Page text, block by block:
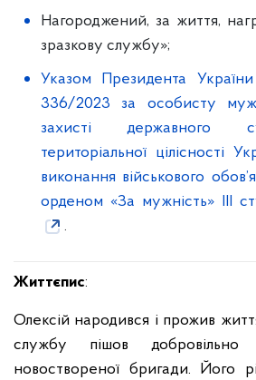
Нагороджений, за життя,
зразкову службу»;
Указом Президента
336/2023 за особисту
захисті державного
територіальної цілісності
виконання військового
орденом «За мужність» ІІІ
.
Життєпис:
Олексій народився і прожив
службу пішов добровільно
новоствореної бригади. Його